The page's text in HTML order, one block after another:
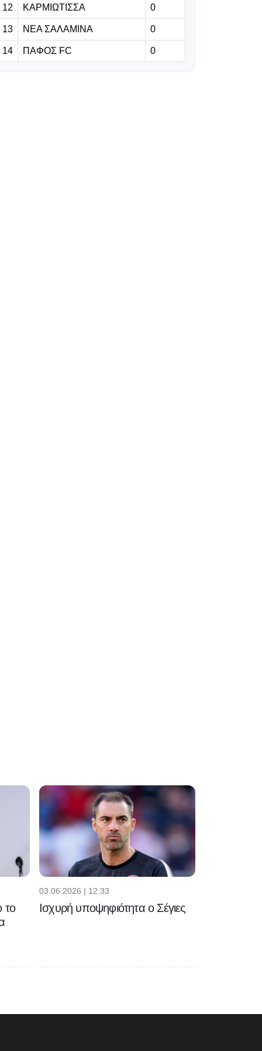
06.08.2026 | 23:06
Έχασε από την
Άντερλεχτ ο
12 ΚΑΡΜΙΩΤΙΣΣΑ 0
13 ΝΕΑ ΣΑΛΑΜΙΝΑ 0
14 ΠΑΦΟΣ FC 0
το
03.06.2026 | 12:33
Ισχυρή υποψηφιότητα ο Σέγιες